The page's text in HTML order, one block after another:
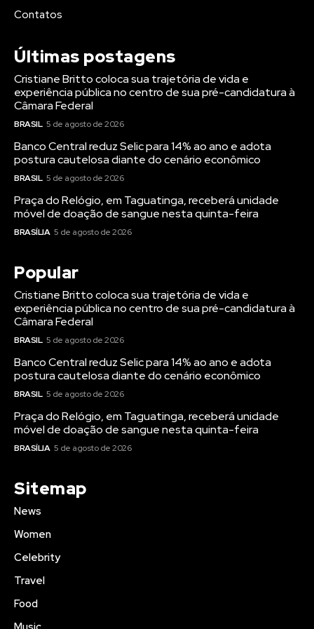
Contatos
Últimas postagens
Cristiane Britto coloca sua trajetória de vida e
experiência pública no centro de sua pré-candidatura à
Câmara Federal
BRASIL 5 de agosto de 2026
Banco Central reduz Selic para 14% ao ano e adota
postura cautelosa diante do cenário econômico
BRASIL 5 de agosto de 2026
Praça do Relógio, em Taguatinga, receberá unidade
móvel de doação de sangue nesta quinta-feira
BRASÍLIA 5 de agosto de 2026
Popular
Cristiane Britto coloca sua trajetória de vida e
experiência pública no centro de sua pré-candidatura à
Câmara Federal
BRASIL 5 de agosto de 2026
Banco Central reduz Selic para 14% ao ano e adota
postura cautelosa diante do cenário econômico
BRASIL 5 de agosto de 2026
Praça do Relógio, em Taguatinga, receberá unidade
móvel de doação de sangue nesta quinta-feira
BRASÍLIA 5 de agosto de 2026
Sitemap
News
Women
Celebrity
Travel
Food